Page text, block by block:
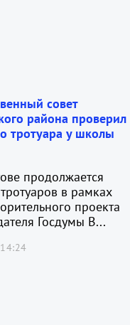
совет
района проверил
тротуара у школы
продолжается
в рамках
проекта
Госдумы В...